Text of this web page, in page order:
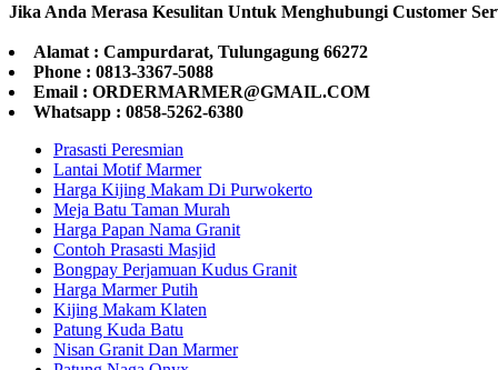
Jika Anda Merasa Kesulitan Untuk Menghubungi Customer
Alamat : Campurdarat, Tulungagung 66272
Phone : 0813-3367-5088
Email : ORDERMARMER@GMAIL.COM
Whatsapp : 0858-5262-6380
Prasasti Peresmian
Lantai Motif Marmer
Harga Kijing Makam Di Purwokerto
Meja Batu Taman Murah
Harga Papan Nama Granit
Contoh Prasasti Masjid
Bongpay Perjamuan Kudus Granit
Harga Marmer Putih
Kijing Makam Klaten
Patung Kuda Batu
Nisan Granit Dan Marmer